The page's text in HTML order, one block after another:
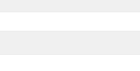
florales Living Essences